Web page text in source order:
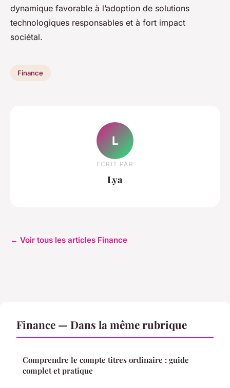
dynamique favorable à l’adoption de solutions
technologiques responsables et à fort impact
sociétal.
Finance
L
ECRIT PAR
Lya
← Voir tous les articles Finance
Finance — Dans la même rubrique
Comprendre le compte titres ordinaire : guide
complet et pratique